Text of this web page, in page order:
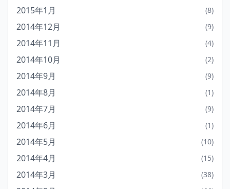
2015年1月 (8)
2014年12月 (9)
2014年11月 (4)
2014年10月 (2)
2014年9月 (9)
2014年8月 (1)
2014年7月 (9)
2014年6月 (1)
2014年5月 (10)
2014年4月 (15)
2014年3月 (38)